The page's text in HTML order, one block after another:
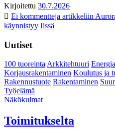
Kirjoitettu 30.7.2026
Ei kommentteja artikkeliin
käynnistyy Iissä
Uutiset
100 tuoreintaArkkitehtuuri
Korjausrakentaminen Koulutus ja
Rakennustuote Rakentaminen
Työelämä
Näkökulmat
Toimitukselta